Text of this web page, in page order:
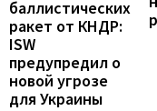
баллистических
ракет от КНДР:
ISW
предупредил о
новой угрозе
для Украины